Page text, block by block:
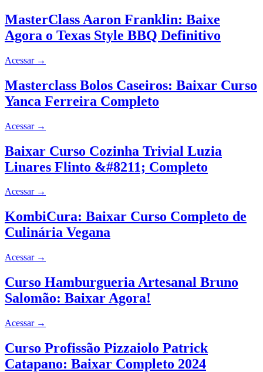
MasterClass Aaron Franklin: Baixe
Agora o Texas Style BBQ Definitivo
Acessar →
Masterclass Bolos Caseiros: Baixar Curso
Yanca Ferreira Completo
Acessar →
Baixar Curso Cozinha Trivial Luzia
Linares Flinto &#8211; Completo
Acessar →
KombiCura: Baixar Curso Completo de
Culinária Vegana
Acessar →
Curso Hamburgueria Artesanal Bruno
Salomão: Baixar Agora!
Acessar →
Curso Profissão Pizzaiolo Patrick
Catapano: Baixar Completo 2024